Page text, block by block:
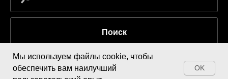
Купить
Поиск
Мы используем файлы cookie, чтобы
обеспечить вам наилучший
OK